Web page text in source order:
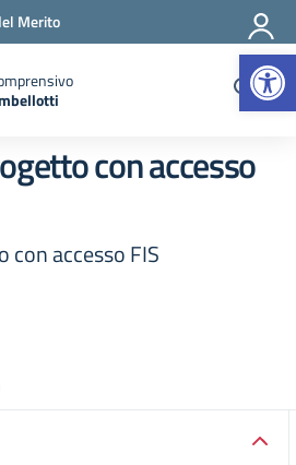
Merito
con accesso
con accesso FIS